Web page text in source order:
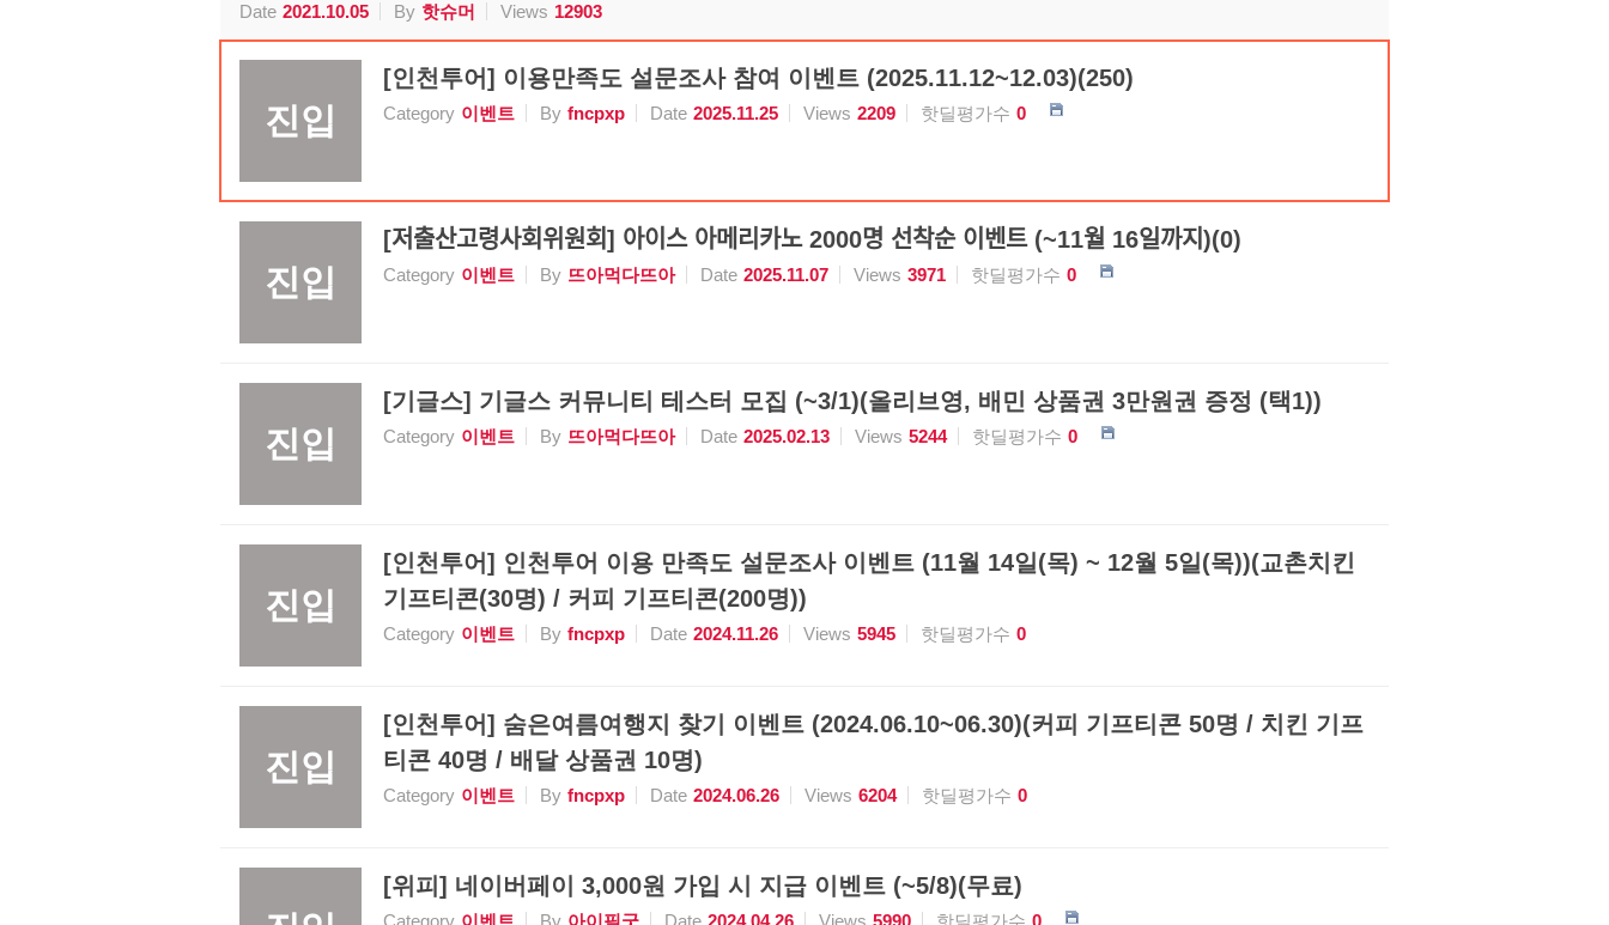
Date 2021.10.05 By 핫슈머 Views 12903
진입
[인천투어] 이용만족도 설문조사 참여 이벤트 (2025.11.12~12.03)(250)
Category 이벤트 By fncpxp Date 2025.11.25 Views 2209 핫딜평가수 0
진입
[저출산고령사회위원회] 아이스 아메리카노 2000명 선착순 이벤트 (~11월 16일까지)(0)
Category 이벤트 By 뜨아먹다뜨아 Date 2025.11.07 Views 3971 핫딜평가수 0
진입
[기글스] 기글스 커뮤니티 테스터 모집 (~3/1)(올리브영, 배민 상품권 3만원권 증정 (택1))
Category 이벤트 By 뜨아먹다뜨아 Date 2025.02.13 Views 5244 핫딜평가수 0
진입
[인천투어] 인천투어 이용 만족도 설문조사 이벤트 (11월 14일(목) ~ 12월 5일(목))(교촌치킨
기프티콘(30명) / 커피 기프티콘(200명))
Category 이벤트 By fncpxp Date 2024.11.26 Views 5945 핫딜평가수 0
진입
[인천투어] 숨은여름여행지 찾기 이벤트 (2024.06.10~06.30)(커피 기프티콘 50명 / 치킨 기프
티콘 40명 / 배달 상품권 10명)
Category 이벤트 By fncpxp Date 2024.06.26 Views 6204 핫딜평가수 0
[위피] 네이버페이 3,000원 가입 시 지급 이벤트 (~5/8)(무료)